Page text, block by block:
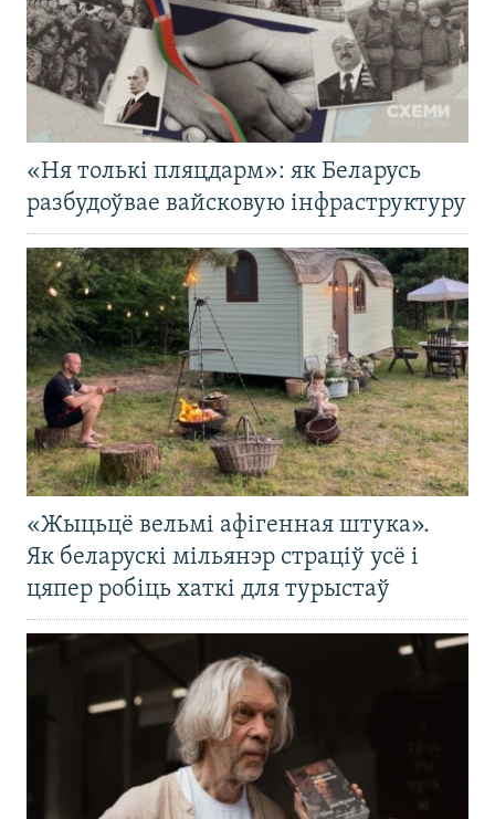
«Ня толькі пляцдарм»: як Беларусь
разбудоўвае вайсковую інфраструктуру
«Жыцьцё вельмі афігенная штука».
Як беларускі мільянэр страціў усё і
цяпер робіць хаткі для турыстаў